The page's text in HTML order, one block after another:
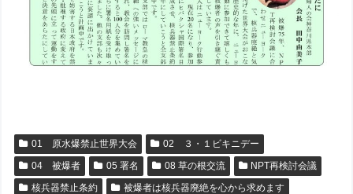
01 原水爆禁止世界大会
02 ３・１ビキニデー
04 被爆者
05 署名 08 草の根交流
NPT再検討会議
核兵器禁止条約
被爆者は核兵器廃絶を心から求めます